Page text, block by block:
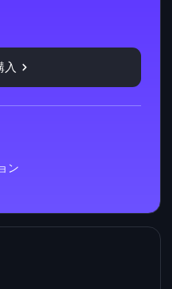
入
ン